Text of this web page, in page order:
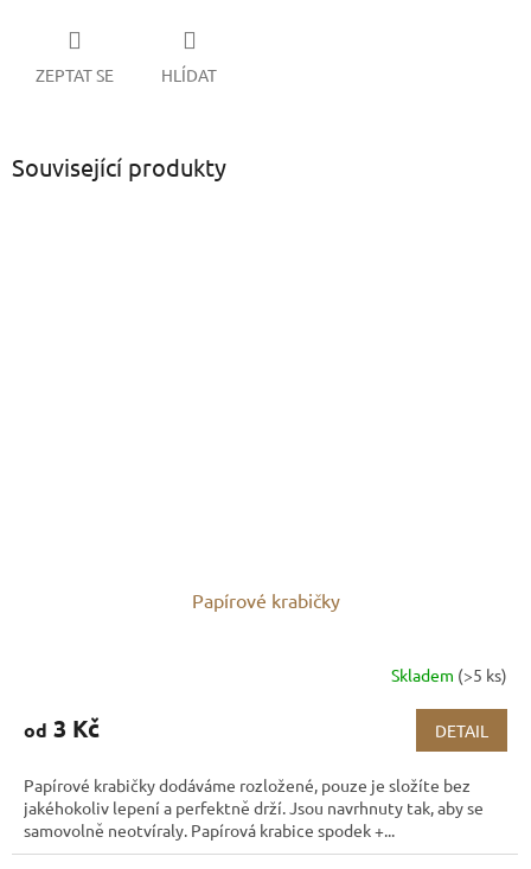
ZEPTAT SE HLÍDAT
Související produkty
Papírové krabičky
Skladem (>5 ks)
od 3 Kč DETAIL
Papírové krabičky dodáváme rozložené, pouze je složíte bez
jakéhokoliv lepení a perfektně drží. Jsou navrhnuty tak, aby se
samovolně neotvíraly. Papírová krabice spodek +...